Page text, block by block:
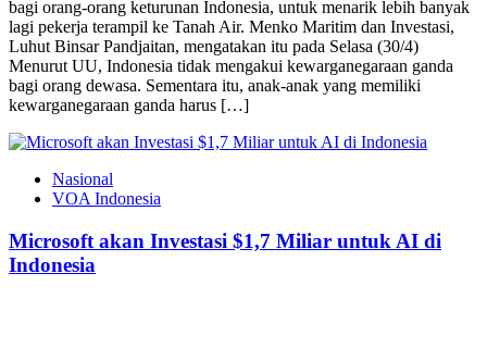
bagi orang-orang keturunan Indonesia, untuk menarik lebih banyak
lagi pekerja terampil ke Tanah Air. Menko Maritim dan Investasi,
Luhut Binsar Pandjaitan, mengatakan itu pada Selasa (30/4)
Menurut UU, Indonesia tidak mengakui kewarganegaraan ganda
bagi orang dewasa. Sementara itu, anak-anak yang memiliki
kewarganegaraan ganda harus […]
Nasional
VOA Indonesia
Microsoft akan Investasi $1,7 Miliar untuk AI di
Indonesia